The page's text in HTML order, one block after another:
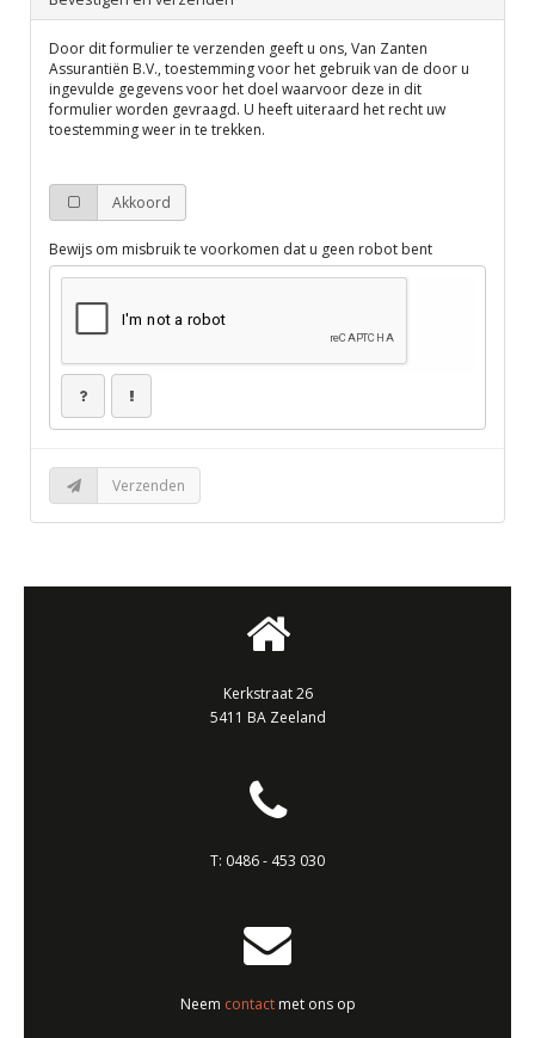
Kerkstraat 26
5411 BA Zeeland
T: 0486 - 453 030
Neem contactmet ons op